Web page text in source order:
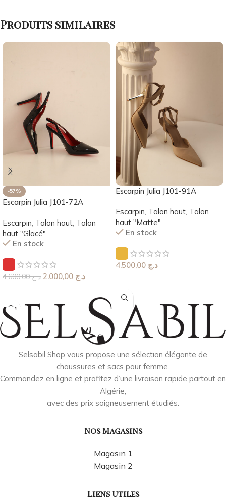
Produits similaires
-57%
Escarpin Julia J101-72A
Escarpin, Talon haut, Talon
haut "Glacé"
En stock
د.ج4.600,00 د.ج
Escarpin Julia J101-91A
Escarpin, Talon haut, Talon
haut "Matte"
En stock
د.ج
Selsabil Shop vous propose une sélection élégante de
chaussures et sacs pour femme.
Commandez en ligne et profitez d’une livraison rapide partout en
Algérie,
avec des prix soigneusement étudiés.
Nos Magasins
Magasin 1
Magasin 2
Liens Utiles